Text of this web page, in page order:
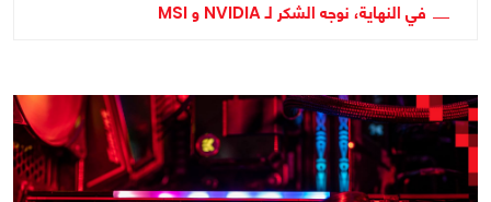
في النهاية، نوجه الشكر لـ NVIDIA و MSI